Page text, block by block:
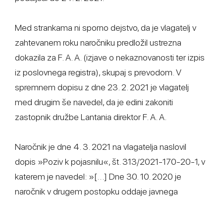
Med strankama ni sporno dejstvo, da je vlagatelj v
zahtevanem roku naročniku predložil ustrezna
dokazila za F. A. A. (izjave o nekaznovanosti ter izpis
iz poslovnega registra), skupaj s prevodom. V
spremnem dopisu z dne 23. 2. 2021 je vlagatelj
med drugim še navedel, da je edini zakoniti
zastopnik družbe Lantania direktor F. A. A.
Naročnik je dne 4. 3. 2021 na vlagatelja naslovil
dopis »Poziv k pojasnilu«, št. 313/2021-170-20-1, v
katerem je navedel: »[…] Dne 30. 10. 2020 je
naročnik v drugem postopku oddaje javnega